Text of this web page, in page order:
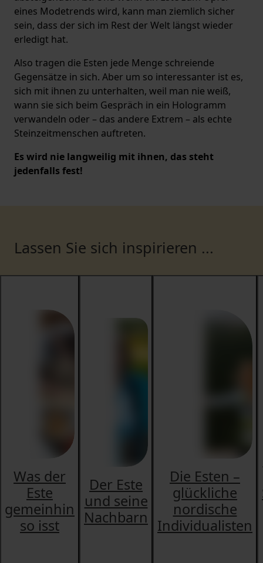
eines Modetrends wird, kann man ziemlich sicher
sein, dass der sich im Rest der Welt längst wieder
erledigt hat.
Also tragen die Esten jede Menge schreiende
Gegensätze in sich. Aber um so interessanter ist es,
sich mit ihnen zu unterhalten, weil man nie weiß,
wann sie sich beim Gespräch in ein Hologramm
verwandeln oder – das andere Extrem – als echte
Steinzeitmenschen auftreten.
Es wird nie langweilig mit ihnen, das steht
jedenfalls fest!
Lassen Sie sich inspirieren ...
Was der
Este
gemeinhin
so isst
Der Este
und seine
Nachbarn
Die Esten –
glückliche
nordische
Individualisten